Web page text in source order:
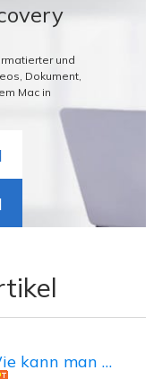
und
Dokument,
Mac in
Wie kann man Ddrescue auf dem Mac verwenden? [Anleitung zur Mac-Datenrettung]